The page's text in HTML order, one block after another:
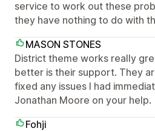
service to work out these
they have nothing to do with
MASON STONES
District theme works really
better is their support. They
fixed any issues I had
Jonathan Moore on your help.
Fohji